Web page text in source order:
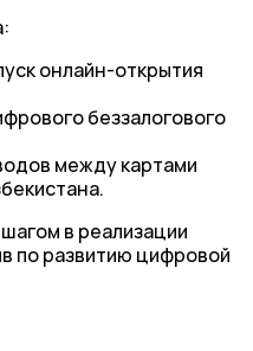
онлайн-открытия
беззалогового
между картами
в реализации
по развитию цифровой